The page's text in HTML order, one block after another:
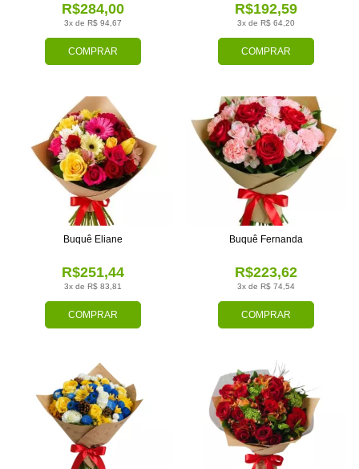
COMPRAR
3x de R$ 94,67
R$284,00
COMPRAR
3x de R$ 64,20
R$192,59
COMPRAR
3x de R$ 83,81
R$251,44
Buquê Eliane
COMPRAR
3x de R$ 74,54
R$223,62
Buquê Fernanda